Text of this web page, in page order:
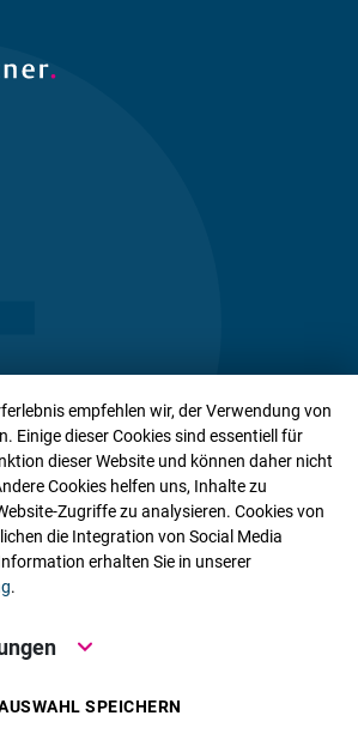
empfehlen wir, der Verwendung von
Einige dieser Cookies sind essentiell für
dieser Website und können daher nicht
Cookies helfen uns, Inhalte zu
Zugriffe zu analysieren. Cookies von
die Integration von Social Media
erhalten Sie in unserer
.
SPEICHERN
Schwerpunkt. Mit über 200
an zahlreichen Praxisstandorten
gynäkologischen Zentren in
bieten wir unseren
wohnortnahe Basisversorgung,
Leistungen und ein